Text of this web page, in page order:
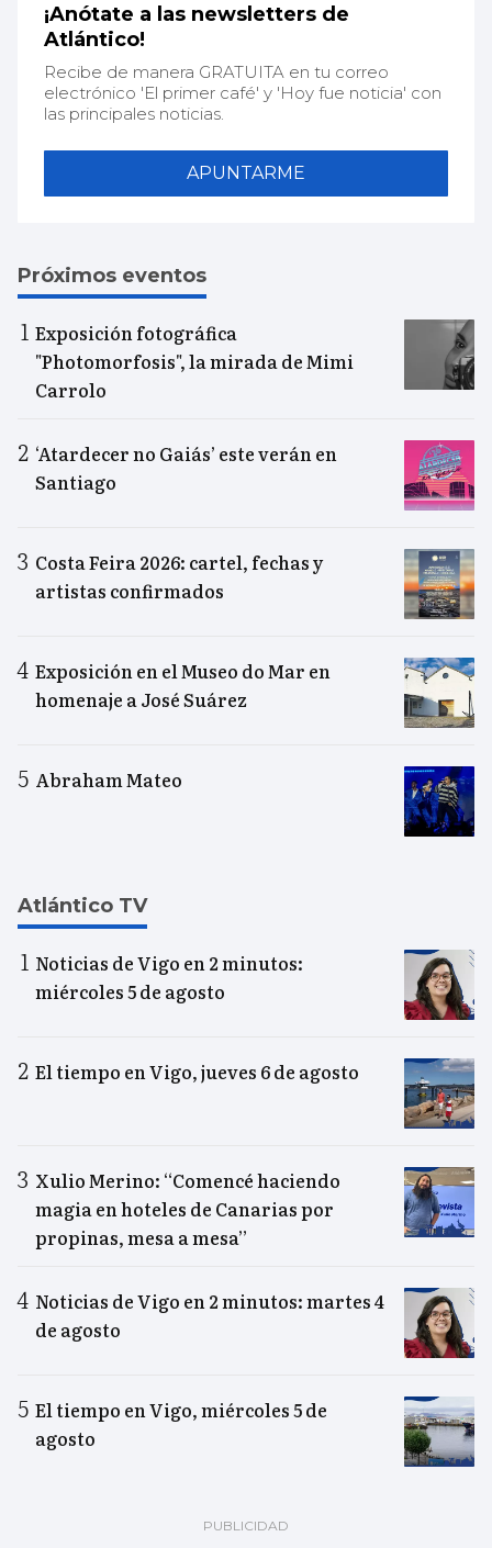
¡Anótate a las newsletters de
Atlántico!
Recibe de manera GRATUITA en tu correo
electrónico 'El primer café' y 'Hoy fue noticia' con
las principales noticias.
APUNTARME
Próximos eventos
Exposición fotográfica
"Photomorfosis", la mirada de Mimi
Carrolo
‘Atardecer no Gaiás’ este verán en
Santiago
Costa Feira 2026: cartel, fechas y
artistas confirmados
Exposición en el Museo do Mar en
homenaje a José Suárez
Abraham Mateo
Atlántico TV
Noticias de Vigo en 2 minutos:
miércoles 5 de agosto
El tiempo en Vigo, jueves 6 de agosto
Xulio Merino: “Comencé haciendo
magia en hoteles de Canarias por
propinas, mesa a mesa”
Noticias de Vigo en 2 minutos: martes 4
de agosto
El tiempo en Vigo, miércoles 5 de
agosto